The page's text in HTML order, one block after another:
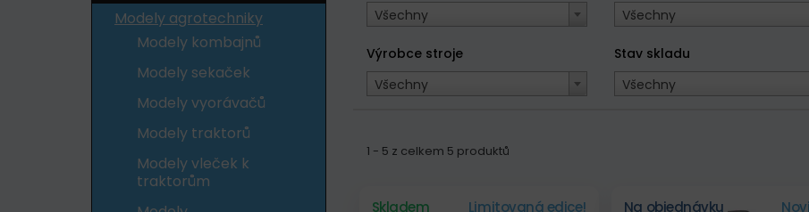
Modely agrotechniky
Modely kombajnů
Modely sekaček
Modely vyorávačů
Modely traktorů
Modely vleček k
traktorům
Všechny
Všechny
Výrobce stroje
Všechny
Stav skladu
Všechny
1 - 5 z celkem 5 produktů
Skladem Limitovaná edice! Na objednávku